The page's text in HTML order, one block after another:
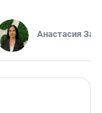
Анастасия